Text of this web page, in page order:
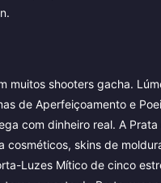
shooters gacha.
de Aperfeiçoamento e
com dinheiro real. A
skins de
Luzes Mítico de cinco